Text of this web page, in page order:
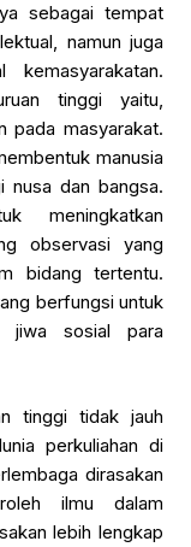
sebagai tempat
namun juga
tinggi yaitu,
pada masyarakat.
manusia
nusa dan bangsa.
meningkatkan
observasi yang
bidang tertentu.
berfungsi untuk
jiwa sosial para
tinggi tidak jauh
perkuliahan di
dirasakan
ilmu dalam
lebih lengkap